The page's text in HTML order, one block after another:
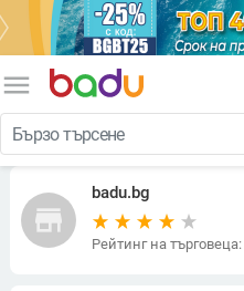
menu
store
badu.bg
Рейтинг на търговеца: